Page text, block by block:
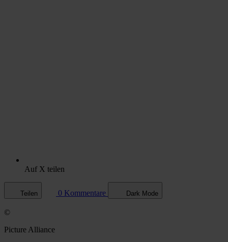
Auf X teilen
Teilen 0 Kommentare Dark Mode
©
Picture Alliance